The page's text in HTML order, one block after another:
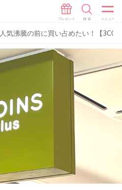
人気沸騰の前に買い占めたい！【